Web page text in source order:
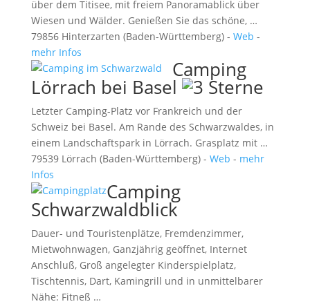
über dem Titisee, mit freiem Panoramablick über
Wiesen und Wälder. Genießen Sie das schöne, …
79856 Hinterzarten (Baden-Württemberg) - Web -
mehr Infos
Camping
Lörrach bei Basel
Letzter Camping-Platz vor Frankreich und der
Schweiz bei Basel. Am Rande des Schwarzwaldes, in
einem Landschaftspark in Lörrach. Grasplatz mit …
79539 Lörrach (Baden-Württemberg) - Web - mehr
Infos
Camping
Schwarzwaldblick
Dauer- und Touristenplätze, Fremdenzimmer,
Mietwohnwagen, Ganzjährig geöffnet, Internet
Anschluß, Groß angelegter Kinderspielplatz,
Tischtennis, Dart, Kamingrill und in unmittelbarer
Nähe: Fitneß …